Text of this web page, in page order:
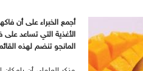
أجمع الخبراء على أن
الأغذية التي تساعد
المانجو تنضم لهذه